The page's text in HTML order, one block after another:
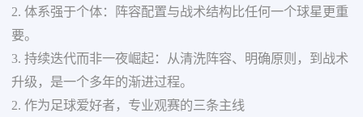
2. 体系强于个体：阵容配置与战术结构比任何一个球星更重
要。
3. 持续迭代而非一夜崛起：从清洗阵容、明确原则，到战术
升级，是一个多年的渐进过程。
2. 作为足球爱好者，专业观赛的三条主线